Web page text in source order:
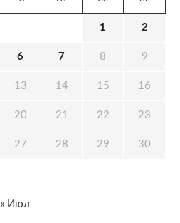
1 2
6 7 8 9
13 14 15 16
20 21 22 23
27 28 29 30
« Июл